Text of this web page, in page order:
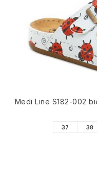
Medi Line S182-002
37 38